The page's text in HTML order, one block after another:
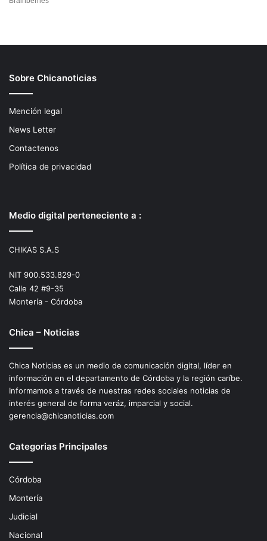
Sobre Chicanoticias
Mención legal
News Letter
Contactenos
Política de privacidad
Medio digital perteneciente a :
CHIKAS S.A.S
NIT 900.533.829-0
Calle 42 #9-35
Montería - Córdoba
Chica – Noticias
Chica Noticias es un medio de comunicación digital, líder en
información en el departamento de Córdoba y la región caríbe.
Informamos a través de nuestras redes sociales noticias de
interés general de forma veráz, imparcial y social.
gerencia@chicanoticias.com
Categorias Principales
Córdoba
Montería
Judicial
Nacional